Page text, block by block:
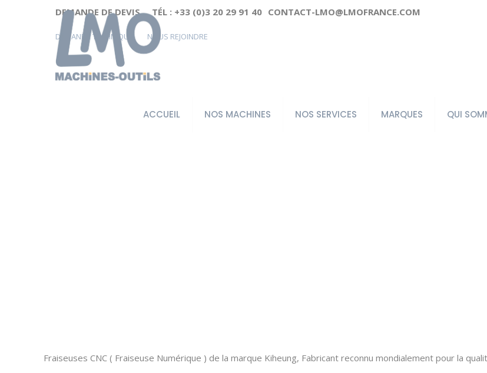
DEMANDE DE DEVIS TÉL : +33 (0)3 20 29 91 40 CONTACT-LMO@LMOFRANCE.COM
DEMANDE TECHNIQUE NOUS REJOINDRE
ACCUEIL NOS MACHINES NOS SERVICES MARQUES QUI
Fraiseuses CNC ( Fraiseuse Numérique ) de la marque Kiheung, Fabricant reconnu mondialement pour la
Cookies management panel